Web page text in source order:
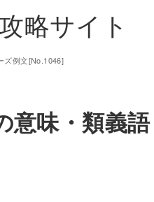
略サイト
ズ例文[No.1046]
味・類義